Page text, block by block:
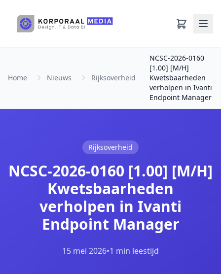
Home Nieuws Rijksoverheid
NCSC-2026-0160
[1.00] [M/H]
Kwetsbaarheden
verholpen in Ivanti
Endpoint Manager
Rijksoverheid
NCSC-2026-0160 [1.00] [M/H]
Kwetsbaarheden
verholpen in Ivanti
Endpoint Manager
15 mei 2026•1 min leestijd